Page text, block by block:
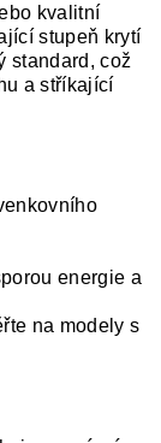
kvalitní
stupeň krytí
standard, což
a stříkající
energie a
na modely s